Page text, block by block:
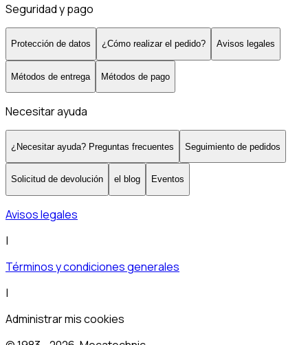
Seguridad y pago
Protección de datos ¿Cómo realizar el pedido? Avisos legales
Métodos de entrega Métodos de pago
Necesitar ayuda
¿Necesitar ayuda? Preguntas frecuentes Seguimiento de pedidos
Solicitud de devolución el blog Eventos
Avisos legales
|
Términos y condiciones generales
|
Administrar mis cookies